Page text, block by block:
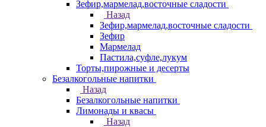
Зефир,мармелад,восточные сладости
Назад
Зефир,мармелад,восточные сладости
Зефир
Мармелад
Пастила,суфле,лукум
Торты,пирожные и десерты
Безалкогольные напитки
Назад
Безалкогольные напитки
Лимонады и квасы
Назад